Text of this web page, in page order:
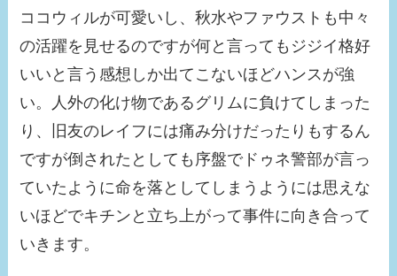
ココウィルが可愛いし、秋水やファウストも中々
の活躍を見せるのですが何と言ってもジジイ格好
いいと言う感想しか出てこないほどハンスが強
い。人外の化け物であるグリムに負けてしまった
り、旧友のレイフには痛み分けだったりもするん
ですが倒されたとしても序盤でドゥネ警部が言っ
ていたように命を落としてしまうようには思えな
いほどでキチンと立ち上がって事件に向き合って
いきます。